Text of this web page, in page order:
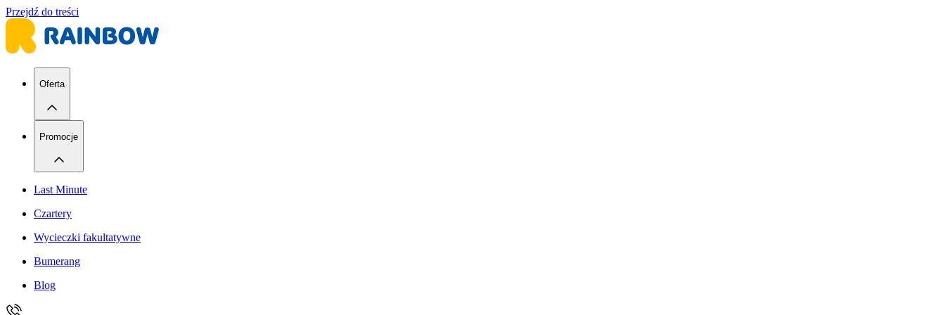
Przejdź do treści
Oferta
Promocje
Last Minute
Czartery
Wycieczki fakultatywne
Bumerang
Blog